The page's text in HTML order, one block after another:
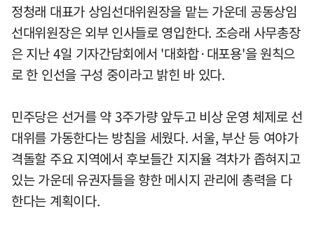
정청래 대표가 상임선대위원장을 맡는 가운데 공동상임
선대위원장은 외부 인사들로 영입한다. 조승래 사무총장
은 지난 4일 기자간담회에서 '대화합·대포용'을 원칙으
로 한 인선을 구성 중이라고 밝힌 바 있다.
민주당은 선거를 약 3주가량 앞두고 비상 운영 체제로 선
대위를 가동한다는 방침을 세웠다. 서울, 부산 등 여야가
격돌할 주요 지역에서 후보들간 지지율 격차가 좁혀지고
있는 가운데 유권자들을 향한 메시지 관리에 총력을 다
한다는 계획이다.